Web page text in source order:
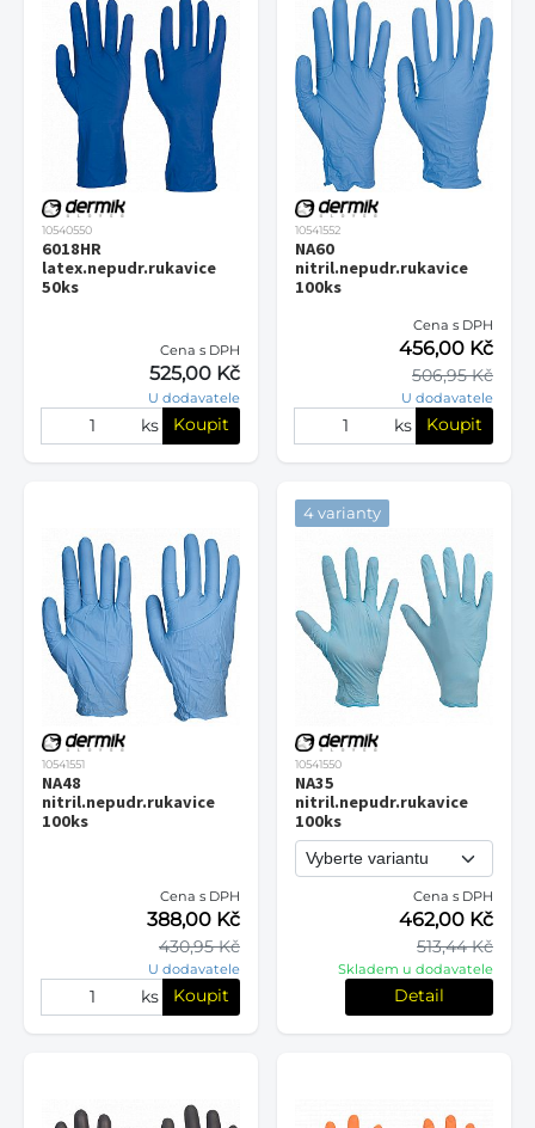
10540550
6018HR
latex.nepudr.rukavice
50ks
Cena s DPH
525,00 Kč
U dodavatele
ks Koupit
10541552
NA60
nitril.nepudr.rukavice
100ks
Cena s DPH
506,95 Kč
456,00 Kč
U dodavatele
ks Koupit
10541551
NA48
nitril.nepudr.rukavice
100ks
Cena s DPH
430,95 Kč
388,00 Kč
U dodavatele
ks Koupit
4 varianty
10541550
NA35
nitril.nepudr.rukavice
100ks
Cena s DPH
513,44 Kč
462,00 Kč
Skladem u dodavatele
Detail